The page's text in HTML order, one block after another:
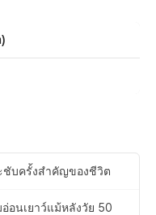
ชับครั้งสำคัญของชีวิต
อนเยาว์แม้หลังวัย 50